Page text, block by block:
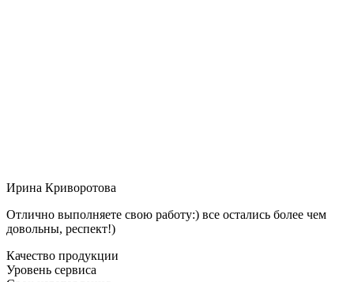
Ирина Криворотова
Отлично выполняете свою работу:) все остались более чем
довольны, респект!)
Качество продукции
Уровень сервиса